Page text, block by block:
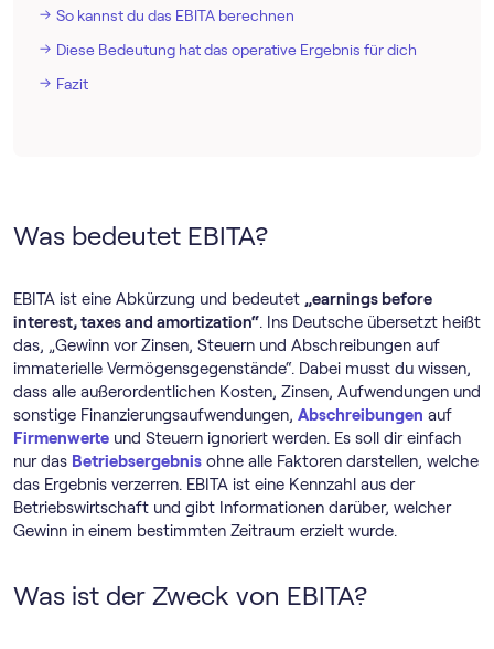
So kannst du das EBITA berechnen
Diese Bedeutung hat das operative Ergebnis für dich
Fazit
Was bedeutet EBITA?
EBITA ist eine Abkürzung und bedeutet „earnings before
interest, taxes and amortization“. Ins Deutsche übersetzt heißt
das, „Gewinn vor Zinsen, Steuern und Abschreibungen auf
immaterielle Vermögensgegenstände“. Dabei musst du wissen,
dass alle außerordentlichen Kosten, Zinsen, Aufwendungen und
sonstige Finanzierungsaufwendungen, Abschreibungen auf
Firmenwerte und Steuern ignoriert werden. Es soll dir einfach
nur das Betriebsergebnis ohne alle Faktoren darstellen, welche
das Ergebnis verzerren. EBITA ist eine Kennzahl aus der
Betriebswirtschaft und gibt Informationen darüber, welcher
Gewinn in einem bestimmten Zeitraum erzielt wurde.
Was ist der Zweck von EBITA?